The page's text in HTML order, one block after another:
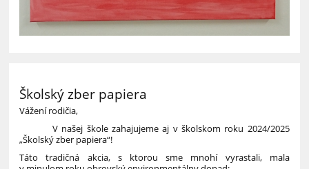
Školský zber papiera
Vážení rodičia,
V našej škole zahajujeme aj v školskom roku 2024/2025
„Školský zber papiera“!
Táto tradičná akcia, s ktorou sme mnohí vyrastali, mala